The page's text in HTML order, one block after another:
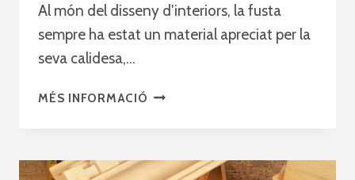
Al món del disseny d'interiors, la fusta
sempre ha estat un material apreciat per la
seva calidesa,…
MÉS INFORMACIÓ MOBLES
ROURE